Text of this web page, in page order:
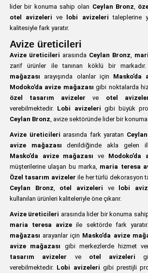
lider bir konuma sahip olan Ceylan Bronz,
otel avizeleri ve lobi avizeleri taleplerine
kalitesiyle fark yaratır.
Avize üreticileri
Avize üreticileri arasında Ceylan Bronz,
zarif ürünler ile tanınan köklü bir markadır.
mağazası arayışında olanlar için Masko’da
Modoko’da avize mağazası gibi noktalarda
özel tasarım avizeler ve otel
verebilmektedir. Lobi avizeleri gibi büyük
Ceylan Bronz, avize sektöründe lider bir
Avize üreticileri arasında fark yaratan
avize mağazası denildiğinde akla gelen
Masko’da avize mağazası ve Modoko’da
müşterilerine ulaşan bu marka, maria teresa
Özel tasarım avizeler ile her türlü dekorasyon
Ceylan Bronz, otel avizeleri ve lobi
kullanılan ürünleri kaliteleriyle öne çıkarır.
Avize üreticileri arasında lider bir konuma
maria teresa avize ile sektörde fark
mağazası arayanlar için Masko’da avize
avize mağazası gibi merkezlerde hizmet
tasarım avizeler ve otel avizeleri
verebilmektedir. Lobi avizeleri gibi prestijli